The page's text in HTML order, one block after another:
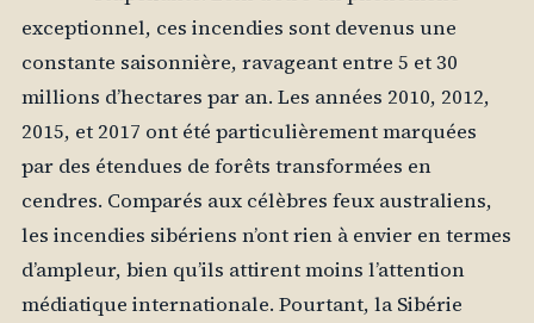
exceptionnel, ces incendies sont devenus une
constante saisonnière, ravageant entre 5 et 30
millions d’hectares par an. Les années 2010, 2012,
2015, et 2017 ont été particulièrement marquées
par des étendues de forêts transformées en
cendres. Comparés aux célèbres feux australiens,
les incendies sibériens n’ont rien à envier en termes
d’ampleur, bien qu’ils attirent moins l’attention
médiatique internationale. Pourtant, la Sibérie